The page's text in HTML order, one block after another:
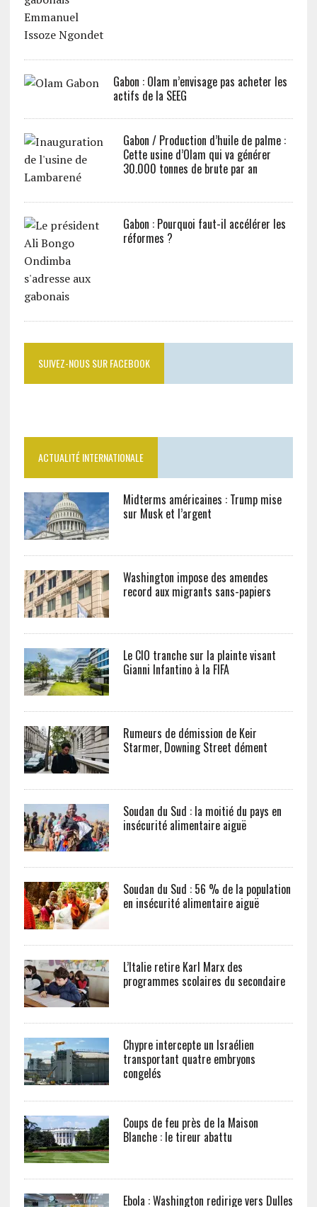
Gabon : Olam n’envisage pas acheter les
actifs de la SEEG
Gabon / Production d’huile de palme :
Cette usine d’Olam qui va générer
30.000 tonnes de brute par an
Gabon : Pourquoi faut-il accélérer les
réformes ?
SUIVEZ-NOUS SUR FACEBOOK
ACTUALITÉ INTERNATIONALE
Midterms américaines : Trump mise
sur Musk et l’argent
Washington impose des amendes
record aux migrants sans-papiers
Le CIO tranche sur la plainte visant
Gianni Infantino à la FIFA
Rumeurs de démission de Keir
Starmer, Downing Street dément
Soudan du Sud : la moitié du pays en
insécurité alimentaire aiguë
Soudan du Sud : 56 % de la population
en insécurité alimentaire aiguë
L’Italie retire Karl Marx des
programmes scolaires du secondaire
Chypre intercepte un Israélien
transportant quatre embryons
congelés
Coups de feu près de la Maison
Blanche : le tireur abattu
Ebola : Washington redirige vers Dulles